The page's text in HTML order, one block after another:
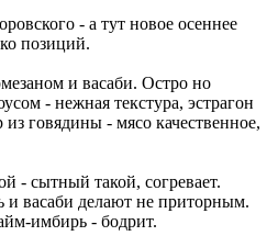
- а тут новое осеннее
позиций.
и васаби. Остро но
- нежная текстура, эстрагон
из говядины - мясо качественное,
- сытный такой, согревает.
васаби делают не приторным.
имбирь - бодрит.